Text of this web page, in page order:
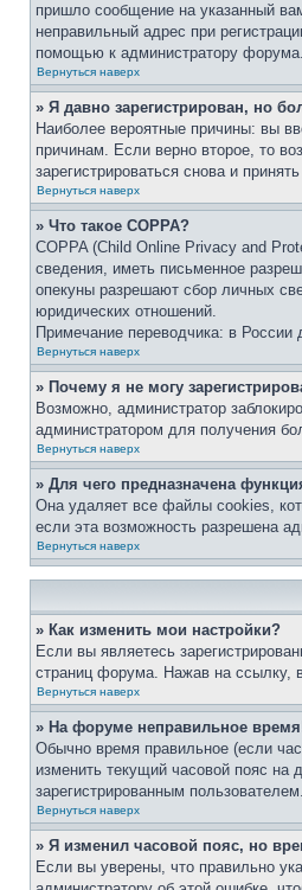
пришло сообщение на указанный
неправильный адрес при
помощью к администратору форума.
Вернуться наверх
» Я давно зарегистрирован, но
Наиболее вероятные причины: вы
причинам. Если верно второе, то
зарегистрироваться снова и
Вернуться наверх
» Что такое COPPA?
COPPA (Child Online Privacy and
сведения, иметь письменное
опекуны разрешают сбор личных
юридических отношений.
Примечание переводчика: в
Вернуться наверх
» Почему я не могу
Возможно, администратор
администратором для получения
Вернуться наверх
» Для чего предназначена
Она удаляет все файлы cookies,
если эта возможность разрешена
Вернуться наверх
» Как изменить мои настройки?
Если вы являетесь
страниц форума. Нажав на ссылку,
Вернуться наверх
» На форуме неправильное
Обычно время правильное (если
изменить текущий часовой пояс на
зарегистрированным
Вернуться наверх
» Я изменил часовой пояс, но
Если вы уверены, что правильно